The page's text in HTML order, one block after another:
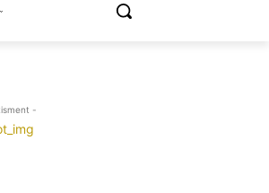
-